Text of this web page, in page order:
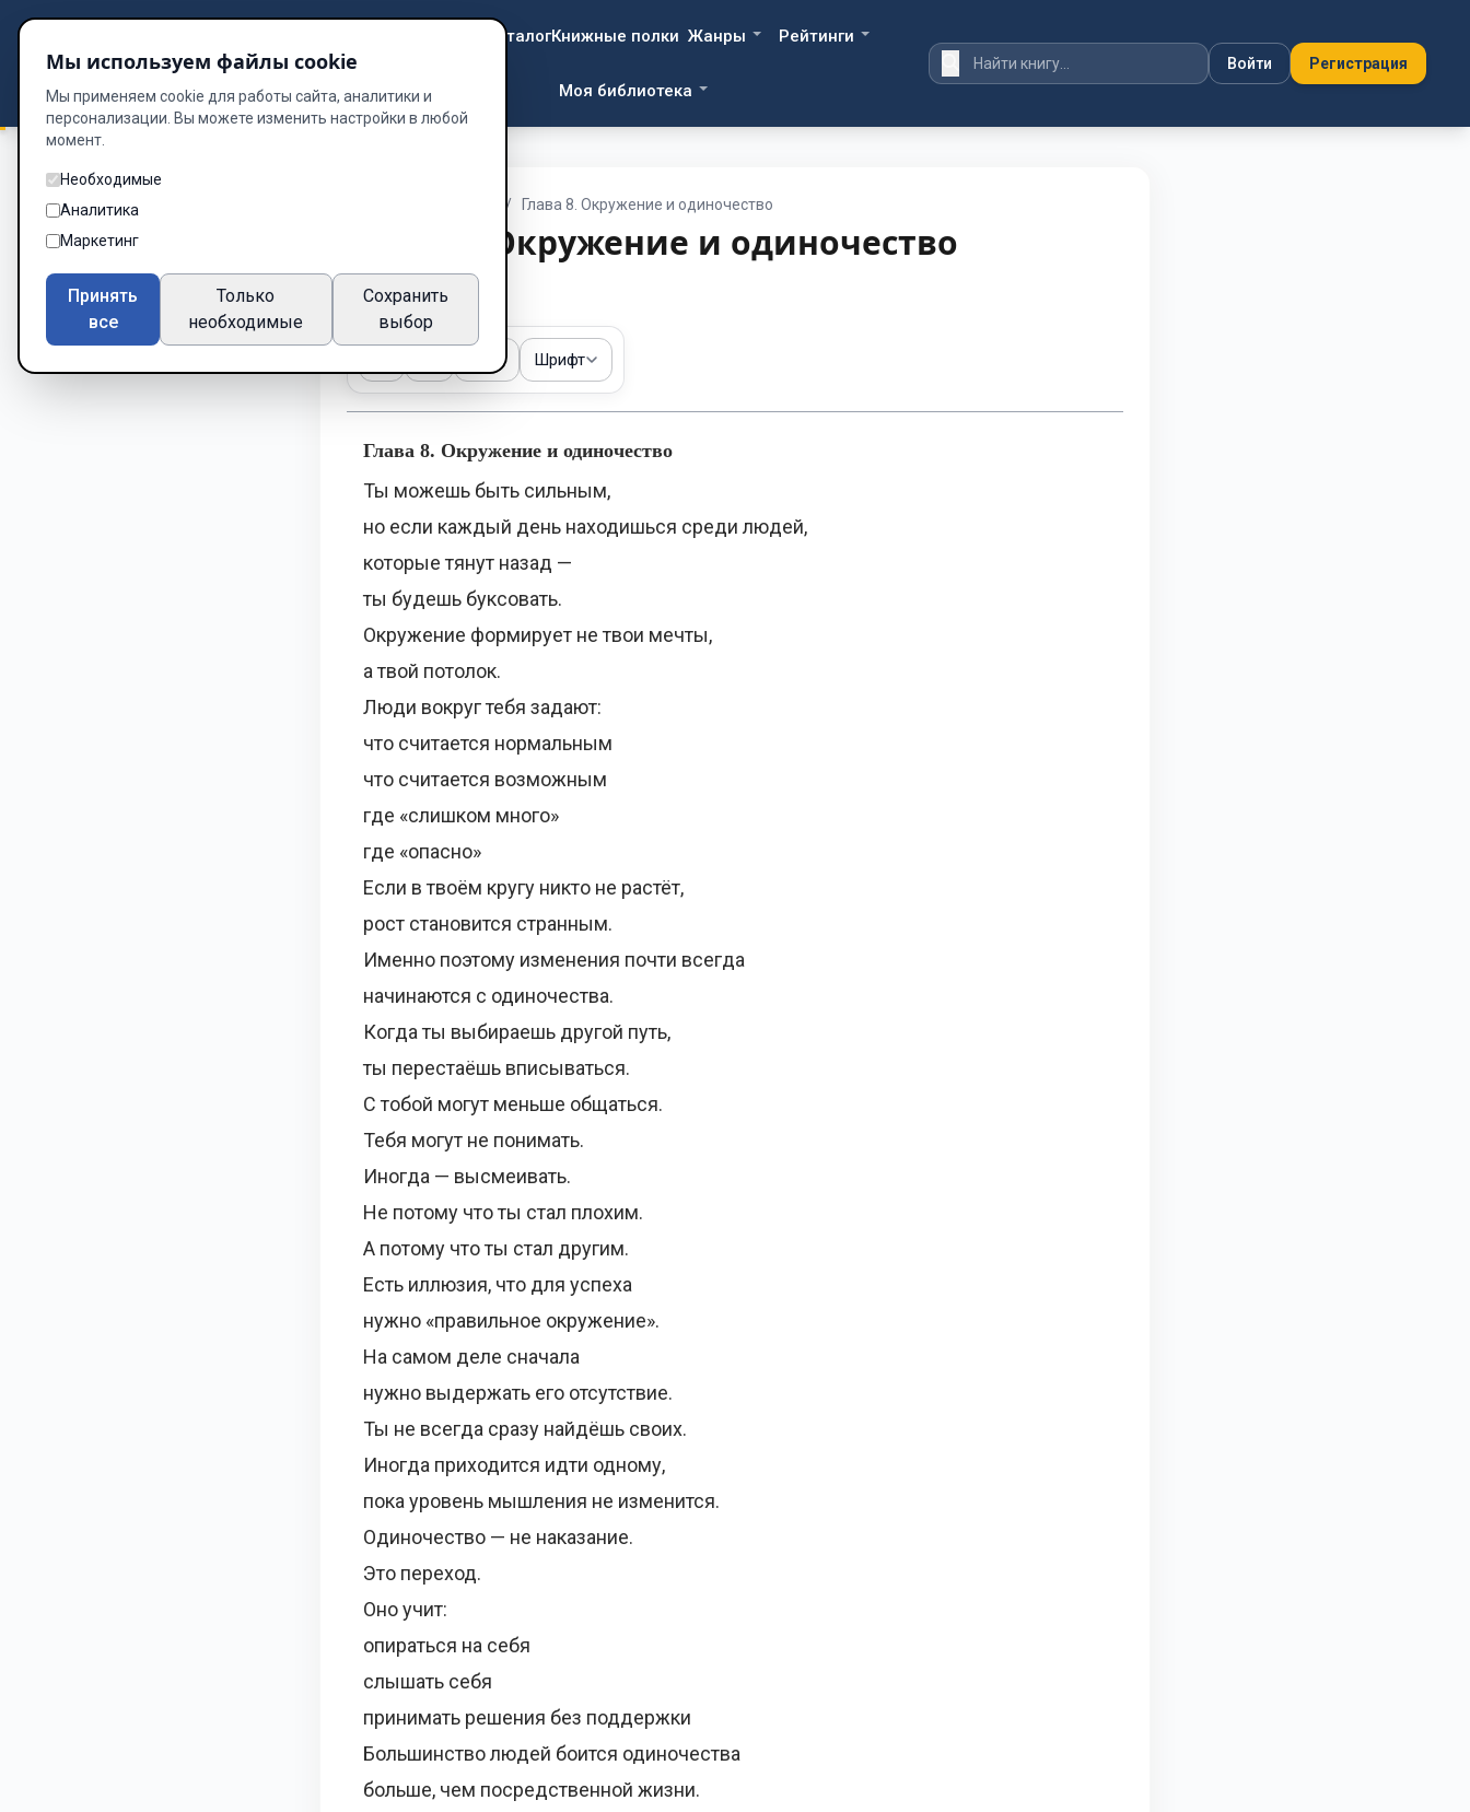
DzenWay Библиотека
КаталогКнижные полки Жанры Рейтинги
Моя библиотека
Войти Регистрация
/ Глава 8. Окружение и одиночество
Глава 8. Окружение и одиночество
Глава 8 из 15
Тема Шрифт
Глава 8. Окружение и одиночество
Ты можешь быть сильным,
но если каждый день находишься среди людей,
которые тянут назад —
ты будешь буксовать.
Окружение формирует не твои мечты,
а твой потолок.
Люди вокруг тебя задают:
что считается нормальным
что считается возможным
где «слишком много»
где «опасно»
Если в твоём кругу никто не растёт,
рост становится странным.
Именно поэтому изменения почти всегда
начинаются с одиночества.
Когда ты выбираешь другой путь,
ты перестаёшь вписываться.
С тобой могут меньше общаться.
Тебя могут не понимать.
Иногда — высмеивать.
Не потому что ты стал плохим.
А потому что ты стал другим.
Есть иллюзия, что для успеха
нужно «правильное окружение».
На самом деле сначала
нужно выдержать его отсутствие.
Ты не всегда сразу найдёшь своих.
Иногда приходится идти одному,
пока уровень мышления не изменится.
Одиночество — не наказание.
Это переход.
Оно учит:
опираться на себя
слышать себя
принимать решения без поддержки
Большинство людей боится одиночества
больше, чем посредственной жизни.
Мы используем файлы cookie
Мы применяем cookie для работы сайта, аналитики и
персонализации. Вы можете изменить настройки в любой
момент.
Необходимые
Аналитика
Маркетинг
Принять
все
Только
необходимые
Сохранить
выбор